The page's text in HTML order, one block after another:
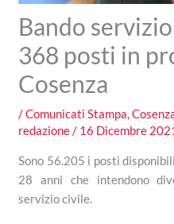
Bando
368 posti in
Cosenza
/Comunicati Stampa,
redazione/ 16 Dicembre
Sono 56.205 i posti
28 anni che intendono
servizio civile.